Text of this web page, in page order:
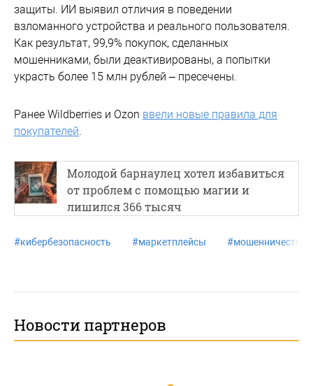
защиты. ИИ выявил отличия в поведении
взломанного устройства и реального пользователя.
Как результат, 99,9% покупок, сделанных
мошенниками, были деактивированы, а попытки
украсть более 15 млн рублей – пресечены.
Ранее Wildberries и Ozon ввели новые правила для
покупателей.
Молодой барнаулец хотел избавиться
от проблем с помощью магии и
лишился 366 тысяч
#кибербезопасность #маркетплейсы #мошенничество
Новости партнеров